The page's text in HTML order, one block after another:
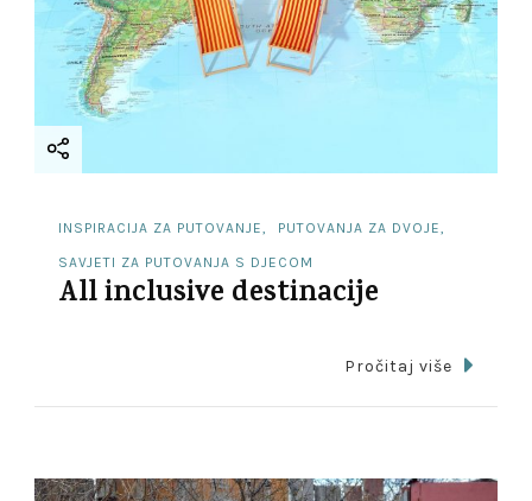
INSPIRACIJA ZA PUTOVANJE PUTOVANJA ZA DVOJE
SAVJETI ZA PUTOVANJA S DJECOM
All inclusive destinacije
Pročitaj više